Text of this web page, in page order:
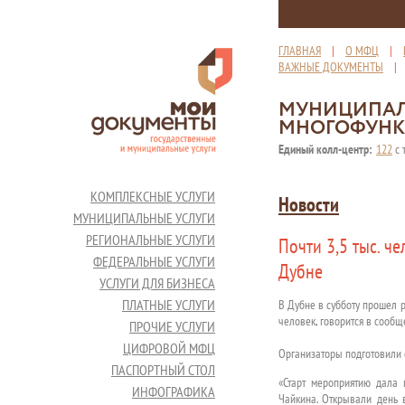
ГЛАВНАЯ | О МФЦ |
ВАЖНЫЕ ДОКУМЕНТЫ
Единый колл-центр: 122с
КОМПЛЕКСНЫЕ УСЛУГИ
МУНИЦИПАЛЬНЫЕ УСЛУГИ
РЕГИОНАЛЬНЫЕ УСЛУГИ
ФЕДЕРАЛЬНЫЕ УСЛУГИ
УСЛУГИ ДЛЯ БИЗНЕСА
ПЛАТНЫЕ УСЛУГИ
ПРОЧИЕ УСЛУГИ
ЦИФРОВОЙ МФЦ
ПАСПОРТНЫЙ СТОЛ
ИНФОГРАФИКА
Новости
Почти 3,5 тыс.
Дубне
В Дубне в субботу прошел
человек, говорится в
Организаторы
«Старт мероприятию
Чайкина. Открывали день